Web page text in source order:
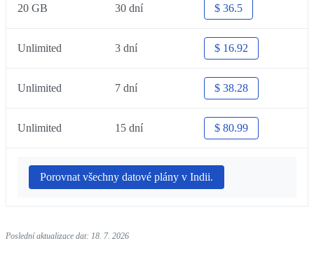
20 GB 30 dní $ 36.5
Unlimited 3 dní $ 16.92
Unlimited 7 dní $ 38.28
Unlimited 15 dní $ 80.99
Porovnat všechny datové plány v Indii.
Poslední aktualizace dat: 18. 7. 2026